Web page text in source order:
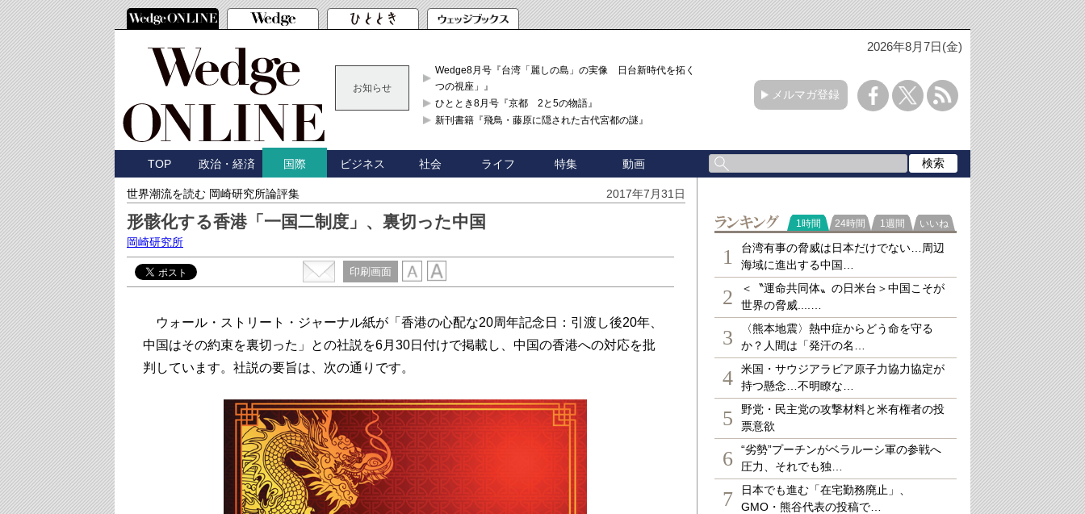
2026年8月7日(金)
お知らせ
Wedge8月号『台湾「麗しの島」の実像 日台新時代を拓く「3
つの視座」』
ひととき8月号『京都 2と5の物語』
新刊書籍『飛鳥・藤原に隠された古代宮都の謎』
メルマガ登録
TOP 政治・経済 国際 ビジネス 社会 ライフ 特集 動画
世界潮流を読む 岡崎研究所論評集 2017年7月31日
形骸化する香港「一国二制度」、裏切った中国
岡崎研究所
印刷画面
ウォール・ストリート・ジャーナル紙が「香港の心配な20周年記念日：引渡し後20年、
中国はその約束を裏切った」との社説を6月30日付けで掲載し、中国の香港への対応を批
判しています。社説の要旨は、次の通りです。
ランキング
1時間 24時間 1週間 いいね
1
台湾有事の脅威は日本だけでない…周辺
海域に進出する中国…
2
＜〝運命共同体〟の日米台＞中国こそが
世界の脅威....…
3
〈熊本地震〉熱中症からどう命を守る
か？人間は「発汗の名…
4
米国・サウジアラビア原子力協力協定が
持つ懸念…不明瞭な…
5
野党・民主党の攻撃材料と米有権者の投
票意欲
6
“劣勢”プーチンがベラルーシ軍の参戦へ
圧力、それでも独…
7
日本でも進む「在宅勤務廃止」、
GMO・熊谷代表の投稿で…